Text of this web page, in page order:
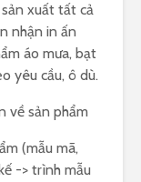
xuất tất cả
nhận in ấn
áo mưa, bạt
yêu cầu, ô dù.
về sản phẩm
(mẫu mã,
-> trình mẫu